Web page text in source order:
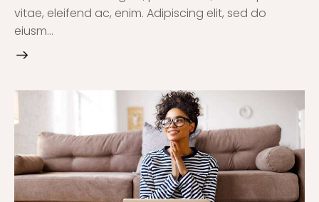
vitae, eleifend ac, enim. Adipiscing elit, sed do
eiusm…